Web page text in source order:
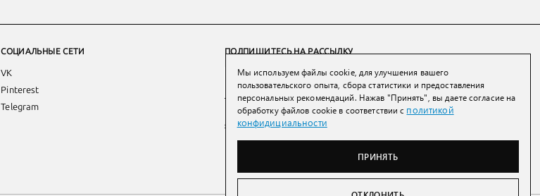
СОЦИАЛЬНЫЕ СЕТИ
VK
Pinterest
Telegram
ПОДПИШИТЕСЬ НА РАССЫЛКУ
ПОДПИСАТЬСЯ
Нажимая на кнопку вы соглашаетесь сполитикой конфиденциальности и
обработки персональных данных
Мы используем файлы cookie, для улучшения вашего
пользовательского опыта, сбора статистики и предоставления
персональных рекомендаций. Нажав "Принять", вы даете согласие на
обработку файлов cookie в соответствии с политикой
конфидициальности
ПРИНЯТЬ